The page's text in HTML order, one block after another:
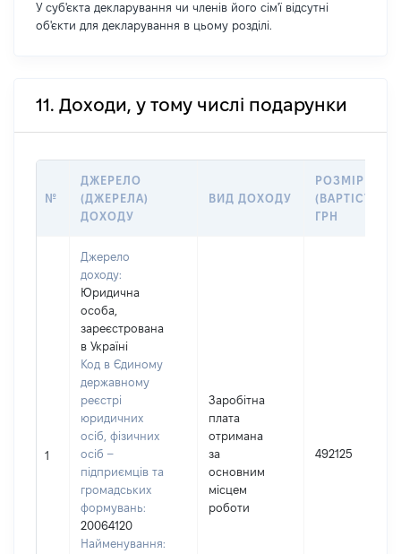
У суб'єкта декларування чи членів його сім'ї відсутні
об'єкти для декларування в цьому розділі.
11. Доходи, у тому числі подарунки
№
ДЖЕРЕЛО
(ДЖЕРЕЛА)
ДОХОДУ
ВИД ДОХОДУ
РОЗМІР
(ВАРТІСТЬ),
ГРН
1
Джерело
доходу:
Юридична
особа,
зареєстрована
в Україні
Код в Єдиному
державному
реєстрі
юридичних
осіб, фізичних
осіб –
підприємців та
громадських
формувань:
20064120
Найменування:
Заробітна
плата
отримана
за
основним
місцем
роботи
492125